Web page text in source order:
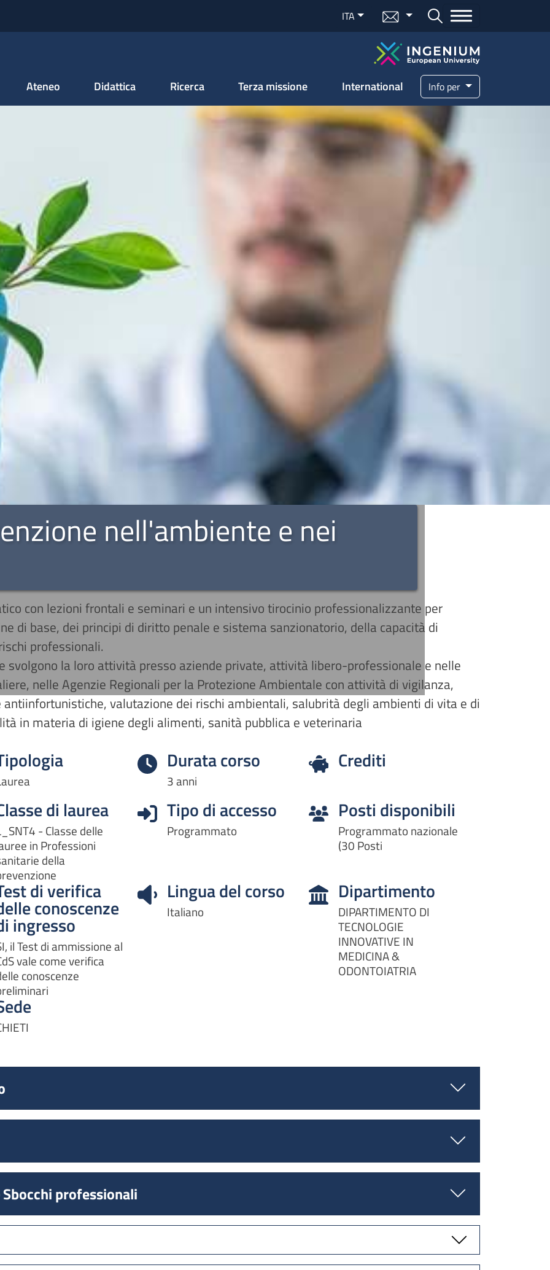
ITA Menu mail Bottone cerca
Ateneo Didattica Ricerca Terza missione International Info per
con lezioni frontali e seminari e un intensivo tirocinio professionalizzante per
di base, dei principi di diritto penale e sistema sanzionatorio, della capacità di
professionali.
svolgono la loro attività presso aziende private, attività libero-professionale e nelle
nelle Agenzie Regionali per la Protezione Ambientale con attività di vigilanza,
valutazione dei rischi ambientali, salubrità degli ambienti di vita e di
in materia di igiene degli alimenti, sanità pubblica e veterinaria
Durata corso
3 anni
Crediti
di laurea
- Classe delle
in Professioni
della
Tipo di accesso
Programmato
Posti disponibili
Programmato nazionale
(30 Posti
di verifica
conoscenze
ingresso
il Test di ammissione al
vale come verifica
conoscenze
Lingua del corso
Italiano
Dipartimento
DIPARTIMENTO DI
TECNOLOGIE
INNOVATIVE IN
MEDICINA &
ODONTOIATRIA
professionali